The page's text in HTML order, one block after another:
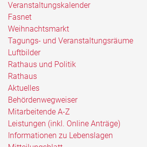
Veranstaltungskalender
Fasnet
Weihnachtsmarkt
Tagungs- und Veranstaltungsräume
Luftbilder
Rathaus und Politik
Rathaus
Aktuelles
Behördenwegweiser
Mitarbeitende A-Z
Leistungen (inkl. Online Anträge)
Informationen zu Lebenslagen